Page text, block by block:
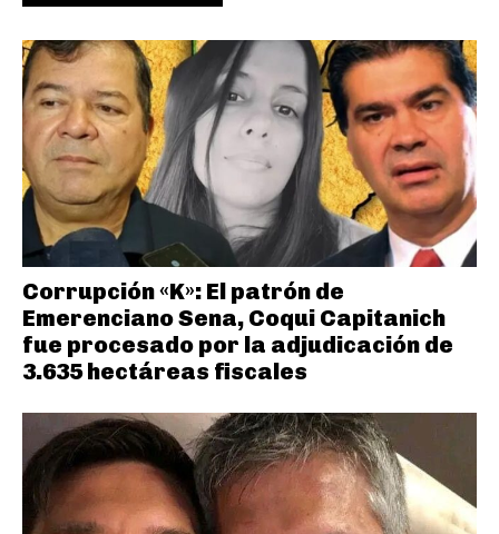
Corrupción «K»: El patrón de
Emerenciano Sena, Coqui Capitanich
fue procesado por la adjudicación de
3.635 hectáreas fiscales